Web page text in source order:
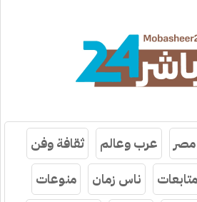
مصر عرب وعالم
ثقافة وفن
ناس زمان منوعات